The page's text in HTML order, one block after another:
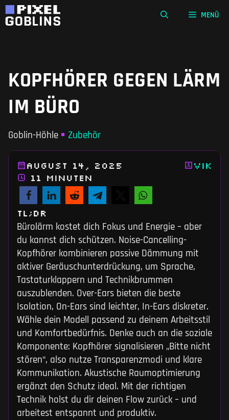
Zum
Inhalt
MENÜ
KOPFHÖRER GEGEN LÄRM
IM BÜRO
Goblin-Höhle Zubehör
TL;DR
Bürolärm kostet dich Fokus und Energie – aber
du kannst dich schützen. Noise-Cancelling-
Kopfhörer kombinieren passive Dämmung mit
aktiver Geräuschunterdrückung, um Sprache,
Tastaturklappern und Technikbrummen
auszublenden. Over-Ears bieten die beste
Isolation, On-Ears sind leichter, In-Ears diskreter.
Wähle dein Modell passend zu deinem Arbeitsstil
und Komfortbedürfnis. Denke auch an die soziale
Komponente: Kopfhörer signalisieren „Bitte nicht
stören“, also nutze Transparenzmodi und klare
Kommunikation. Akustische Raumoptimierung
ergänzt den Schutz ideal. Mit der richtigen
Technik holst du dir deinen Flow zurück – und
arbeitest entspannt und produktiv.
August 14, 2025
Vik
11 Minuten